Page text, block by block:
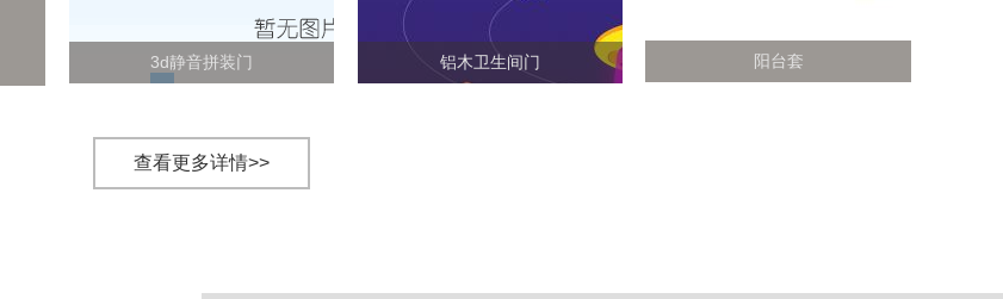
3d静音拼装门 铝木卫生间门 阳台套
查看更多详情>>